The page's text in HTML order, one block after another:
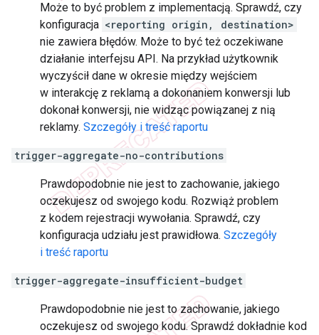
Może to być problem z implementacją. Sprawdź, czy
konfiguracja <reporting origin, destination>
nie zawiera błędów. Może to być też oczekiwane
działanie interfejsu API. Na przykład użytkownik
wyczyścił dane w okresie między wejściem
w interakcję z reklamą a dokonaniem konwersji lub
dokonał konwersji, nie widząc powiązanej z nią
reklamy. Szczegóły i treść raportu
trigger-aggregate-no-contributions
Prawdopodobnie nie jest to zachowanie, jakiego
oczekujesz od swojego kodu. Rozwiąż problem
z kodem rejestracji wywołania. Sprawdź, czy
konfiguracja udziału jest prawidłowa. Szczegóły
i treść raportu
trigger-aggregate-insufficient-budget
Prawdopodobnie nie jest to zachowanie, jakiego
oczekujesz od swojego kodu. Sprawdź dokładnie kod